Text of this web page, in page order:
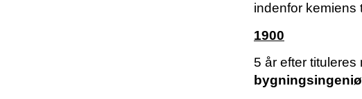
indenfor kemiens
1900
5 år efter